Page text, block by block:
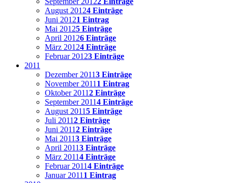
August 20124 Einträge
Juni 20121 Eintrag
Mai 20125 Einträge
April 20126 Einträge
März 20124 Einträge
Februar 20123 Einträge
2011
Dezember 20113 Einträge
November 2011 1 Eintrag
Oktober 20112 Einträge
September 20114 Einträge
August 20115 Einträge
Juli 20112 Einträge
Juni 20112 Einträge
Mai 20113 Einträge
April 20113 Einträge
März 20114 Einträge
Februar 20114 Einträge
Januar 2011 1 Eintrag